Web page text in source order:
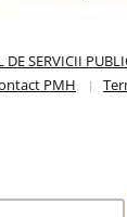
DE SERVICII
PMH
Caută